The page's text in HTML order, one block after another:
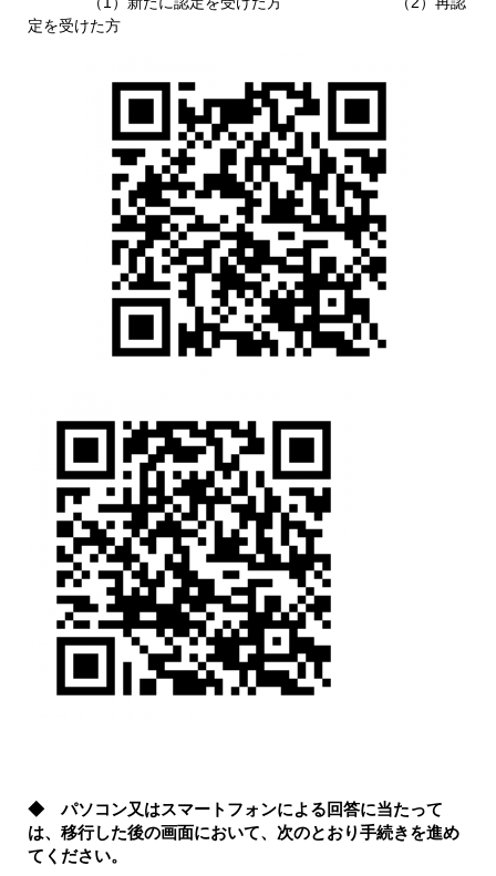
定を受けた方
◆ パソコン又はスマートフォンによる回答に当たって
は、移行した後の画面において、次のとおり手続きを進め
てください。